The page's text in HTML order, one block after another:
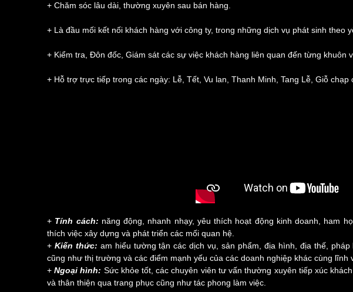
+ Chăm sóc lâu dài, thường xuyên sau bán hàng.
+ Là đầu mối kết nối khách hàng với công ty, trong những dịch vụ phát sinh theo
+ Kiểm tra, Đôn đốc, Giám sát các sự việc khách hàng liên quan đến từng khuôn
+ Hỗ trợ trực tiếp trong các ngày: Lễ, Tết, Vu lan, Thanh Minh, Tang Lễ, Giỗ chạp
+ Tính cách: năng động, nhanh nhạy, yêu thích hoạt động kinh doanh, ham
thích việc xây dựng và phát triển các mối quan hệ.
+ Kiến thức: am hiểu tường tận các dịch vụ, sản phẩm, địa hình, địa thế,
cũng như thị trường và các điểm mạnh yếu của các doanh nghiệp khác cùng lĩnh
+ Ngoại hình: Sức khỏe tốt, các chuyên viên tư vấn thường xuyên tiếp xúc
và thân thiện qua trang phục cũng như tác phong làm việc.